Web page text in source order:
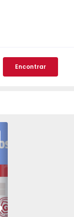
Encontrar
- 8- 1575536 - 12
Pedrouços -
T3 Maia,
Apartamento
T3 Porto,